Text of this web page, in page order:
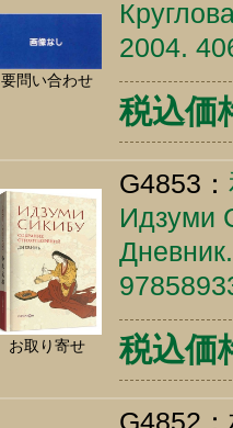
要問い合わせ
2004.
税込価
お取り寄せ
G4853：
Идзуми
税込価
G4852